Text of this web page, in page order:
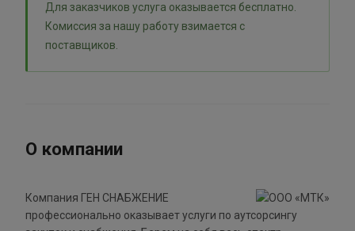
Для заказчиков услуга оказывается бесплатно.
Комиссия за нашу работу взимается с
поставщиков.
О компании
Компания ГЕН СНАБЖЕНИЕ
профессионально оказывает услуги по аутсорсингу